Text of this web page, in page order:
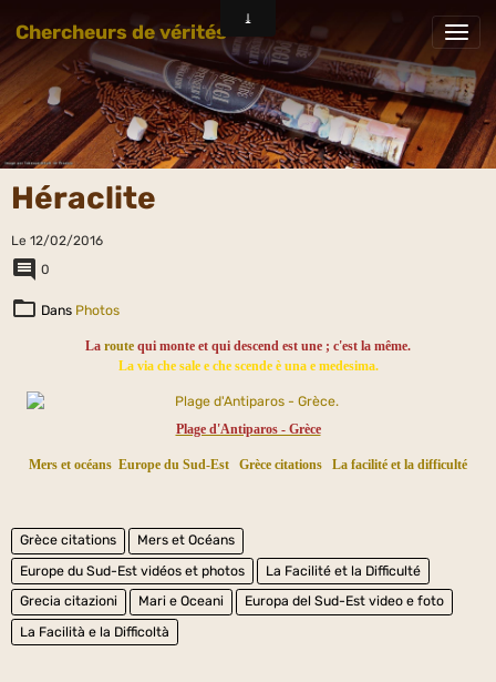
Chercheurs de vérités
Héraclite
Le 12/02/2016
0
Dans Photos
La route qui monte et qui descend est une ; c'est la même.
La via che sale e che scende è una e medesima.
Plage d'Antiparos - Grèce
Mers et océans Europe du Sud-Est Grèce citations La facilité et la difficulté
Grèce citations
Mers et Océans
Europe du Sud-Est vidéos et photos
La Facilité et la Difficulté
Grecia citazioni
Mari e Oceani
Europa del Sud-Est video e foto
La Facilità e la Difficoltà